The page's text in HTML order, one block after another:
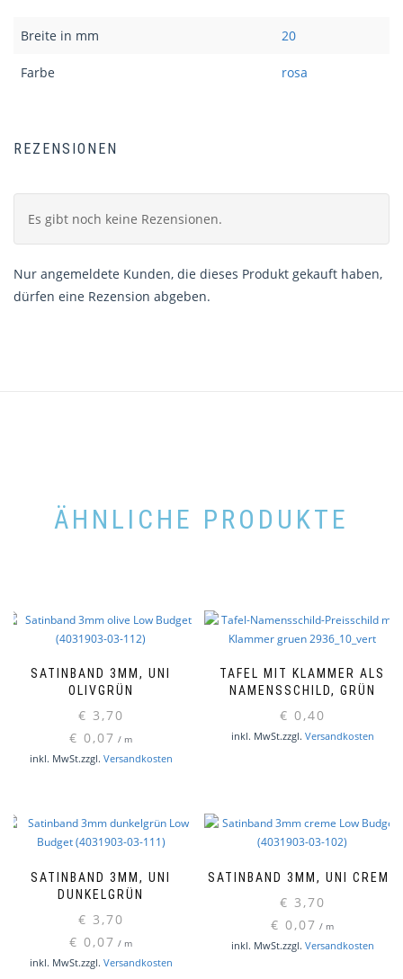
Breite in mm 20
Farbe rosa
REZENSIONEN
Es gibt noch keine Rezensionen.
Nur angemeldete Kunden, die dieses Produkt gekauft haben,
dürfen eine Rezension abgeben.
ÄHNLICHE PRODUKTE
SATINBAND 3MM, UNI
OLIVGRÜN
€ 3,70
€ 0,07 / m
inkl. MwSt.zzgl. Versandkosten
TAFEL MIT KLAMMER ALS
NAMENSSCHILD, GRÜN
€ 0,40
inkl. MwSt.zzgl. Versandkosten
SATINBAND 3MM, UNI
DUNKELGRÜN
€ 3,70
€ 0,07 / m
inkl. MwSt.zzgl. Versandkosten
SATINBAND 3MM, UNI CREME
€ 3,70
€ 0,07 / m
inkl. MwSt.zzgl. Versandkosten